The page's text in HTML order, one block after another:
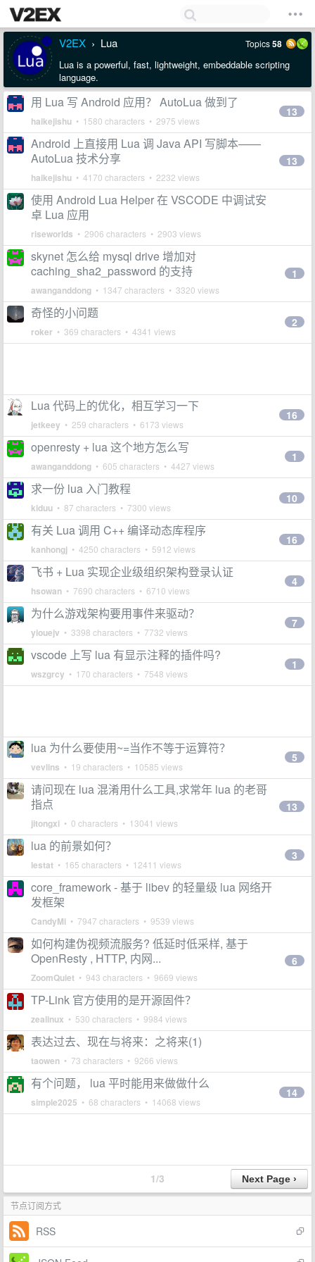
V2EX › Lua Topics58
Lua is a powerful, fast, lightweight, embeddable scripting
language.
用 Lua 写 Android 应用？ AutoLua 做到了
haikejishu • 1580 characters • 2975 views
13
Android 上直接用 Lua 调 Java API 写脚本——
AutoLua 技术分享
haikejishu • 4170 characters • 2232 views
13
使用 Android Lua Helper 在 VSCODE 中调试安
卓 Lua 应用
riseworlds • 2906 characters • 2903 views
skynet 怎么给 mysql drive 增加对
caching_sha2_password 的支持
awanganddong • 1347 characters • 3320 views
1
奇怪的小问题
roker • 369 characters • 4341 views
2
Lua 代码上的优化，相互学习一下
jetkeey • 259 characters • 6173 views
16
openresty + lua 这个地方怎么写
awanganddong • 605 characters • 4427 views
1
求一份 lua 入门教程
kiduu • 87 characters • 7300 views
10
有关 Lua 调用 C++ 编译动态库程序
kanhongj • 4250 characters • 5912 views
16
飞书 + Lua 实现企业级组织架构登录认证
hsowan • 7690 characters • 6710 views
4
为什么游戏架构要用事件来驱动？
yiouejv • 3398 characters • 7732 views
7
vscode 上写 lua 有显示注释的插件吗?
wszgrcy • 170 characters • 7548 views
1
lua 为什么要使用~=当作不等于运算符？
vevlins • 19 characters • 10585 views
5
请问现在 lua 混淆用什么工具,求常年 lua 的老哥
指点
jitongxi • 0 characters • 13041 views
13
lua 的前景如何？
lestat • 165 characters • 12411 views
3
core_framework - 基于 libev 的轻量级 lua 网络开
发框架
CandyMi • 7947 characters • 9539 views
如何构建伪视频流服务? 低延时低采样, 基于
OpenResty , HTTP, 内网...
ZoomQuiet • 943 characters • 9669 views
6
TP-Link 官方使用的是开源固件？
zealinux • 530 characters • 9984 views
表达过去、现在与将来：之将来(1)
taowen • 73 characters • 9266 views
有个问题， lua 平时能用来做做什么
simple2025 • 68 characters • 14068 views
14
1/3
节点订阅方式
RSS